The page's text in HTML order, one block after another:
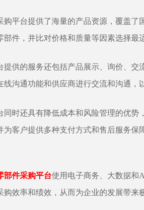
购平台提供了海量的产品资源，覆盖了
件，并比对价格和质量等因素选择最
提供的服务还包括产品展示、询价、交
沟通功能和供应商进行交流和沟通，
同时还具有降低成本和风险管理的优势
为客户提供多种支付方式和售后服务保
部件采购平台使用电子商务、大数据和
效率和绩效，从而为企业的发展带来